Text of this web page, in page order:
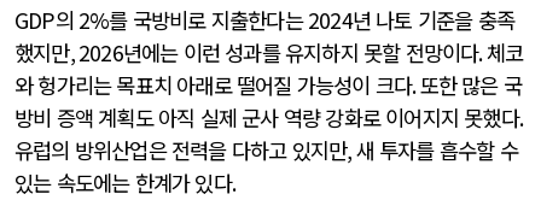
GDP의 2%를 국방비로 지출한다는2024년 나토 기준을 충족
했지만, 2026년에는 이런 성과를 유지하지 못할 전망이다.체코
와 헝가리는 목표치 아래로 떨어질 가능성이 크다.또한 많은 국
방비 증액 계획도 아직 실제 군사 역량 강화로 이어지지 못했다.
유럽의 방위산업은 전력을 다하고 있지만,새 투자를 흡수할 수
있는 속도에는 한계가 있다.